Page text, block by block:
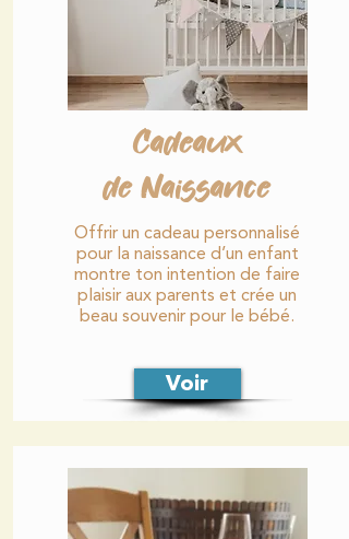
Cadeaux
de Naissance
Offrir un cadeau personnalisé
pour la naissance d’un enfant
montre ton intention de faire
plaisir aux parents et crée un
beau souvenir pour le bébé.
Voir